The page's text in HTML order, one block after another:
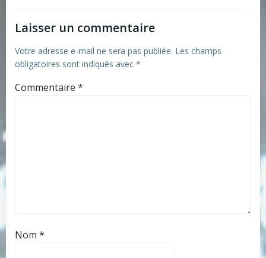
Laisser un commentaire
Votre adresse e-mail ne sera pas publiée. Les champs
obligatoires sont indiqués avec *
Commentaire *
Nom *